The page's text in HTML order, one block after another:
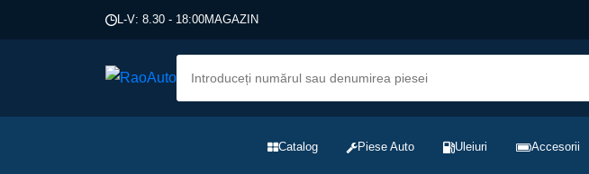
L-V: 8.30 - 18:00MAGAZIN
Catalog Piese Auto Uleiuri Accesorii